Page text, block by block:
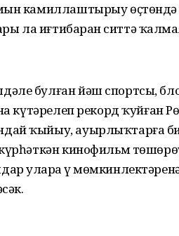
камиллаштырыу
иғтибарҙан ситтә
булған йәш спортсы,
күтәрелеп рекорд ҡуйған
ҡыйыу, ауырлыҡтарға
кинофильм
уларҙа үҙ